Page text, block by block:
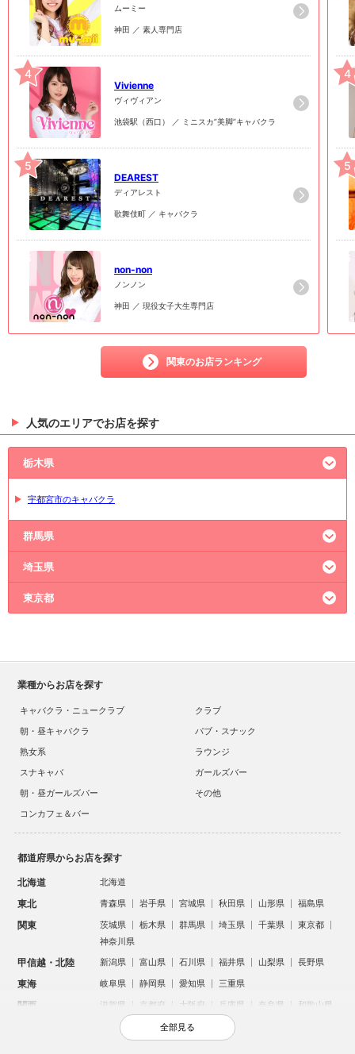
ムーミー
神田 ／ 素人専門店
4
Vivienne
ヴィヴィアン
池袋駅（西口） ／ ミニスカ”美脚”キャバクラ
5
DEAREST
ディアレスト
歌舞伎町 ／ キャバクラ
6
non-non
ノンノン
神田 ／ 現役女子大生専門店
関東のお店ランキング
4
5
人気のエリアでお店を探す
栃木県
宇都宮市のキャバクラ
群馬県
高崎市のキャバクラ
埼玉県
大宮のキャバクラ
東京都
上野のキャバクラ 池袋のキャバクラ
神田のキャバクラ
業種からお店を探す
キャバクラ・ニュークラブ
クラブ
朝・昼キャバクラ
パブ・スナック
熟女系
ラウンジ
スナキャバ
ガールズバー
朝・昼ガールズバー
その他
コンカフェ＆バー
都道府県からお店を探す
北海道 北海道
東北 青森県 岩手県 宮城県 秋田県 山形県 福島県
関東 茨城県 栃木県 群馬県 埼玉県 千葉県
東京都
神奈川県
甲信越・北陸 新潟県 富山県 石川県 福井県 山梨県 長野県
東海 岐阜県 静岡県 愛知県 三重県
関西 滋賀県 京都府 大阪府 兵庫県 奈良県 和歌山県
鳥取県 島根県 岡山県 広島県
全部見る